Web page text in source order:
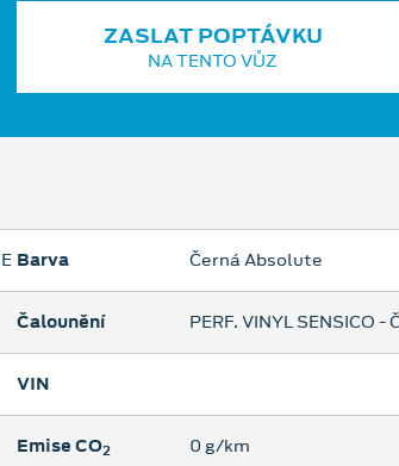
ZASLAT POPTÁVKU
NA TENTO VŮZ
73 kWh STANDARDNÍ DOJEZDBarva Černá Absolute
Čalounění
VIN
Emise CO2 0 g/km